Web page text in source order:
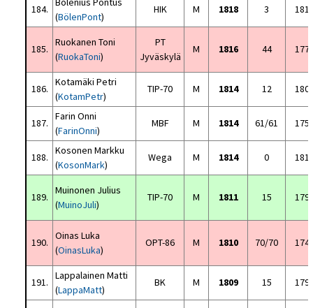
184.
(BölenPont)
HIK M 1818 3
185.
Ruokanen Toni
(RuokaToni)
PT
Jyväskylä
M 1816 44
186.
Kotamäki Petri
(KotamPetr)
TIP-70 M 1814 12
187.
Farin Onni
(FarinOnni)
MBF M 1814 61/61
188.
Kosonen Markku
(KosonMark)
Wega M 1814 0
189.
Muinonen Julius
(MuinoJuli)
TIP-70 M 1811 15
190.
Oinas Luka
(OinasLuka)
OPT-86 M 1810 70/70
191.
Lappalainen Matti
(LappaMatt)
BK M 1809 15